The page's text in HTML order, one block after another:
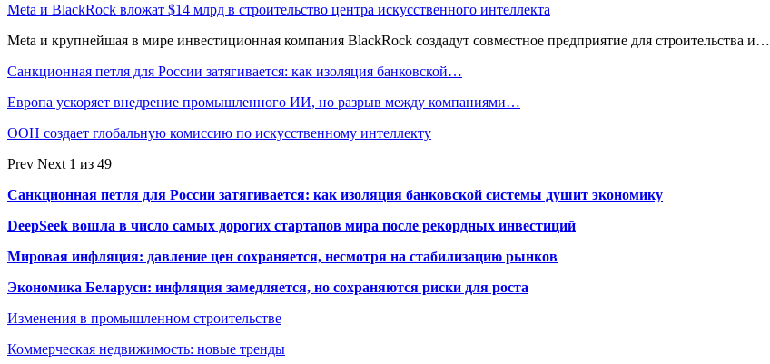
Meta и BlackRock вложат $14 млрд в строительство центра искусственного интеллекта
Meta и крупнейшая в мире инвестиционная компания BlackRock создадут совместное предприятие для строительства и…
Санкционная петля для России затягивается: как изоляция банковской…
Европа ускоряет внедрение промышленного ИИ, но разрыв между компаниями…
ООН создает глобальную комиссию по искусственному интеллекту
Prev Next 1 из 49
Санкционная петля для России затягивается: как изоляция банковской системы душит экономику
DeepSeek вошла в число самых дорогих стартапов мира после рекордных инвестиций
Мировая инфляция: давление цен сохраняется, несмотря на стабилизацию рынков
Экономика Беларуси: инфляция замедляется, но сохраняются риски для роста
Изменения в промышленном строительстве
Коммерческая недвижимость: новые тренды